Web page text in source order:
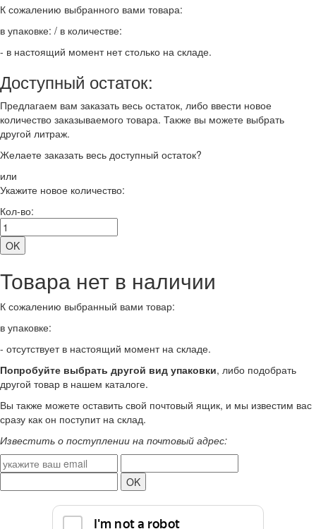
К сожалению выбранного вами товара:
в упаковке: / в количестве:
- в настоящий момент нет столько на складе.
Доступный остаток:
Предлагаем вам заказать весь остаток, либо ввести новое
количество заказываемого товара. Также вы можете выбрать
другой литраж.
Желаете заказать весь доступный остаток?
или
Укажите новое количество:
Кол-во:
Товара нет в наличии
К сожалению выбранный вами товар:
в упаковке:
- отсутствует в настоящий момент на складе.
Попробуйте выбрать другой вид упаковки, либо подобрать
другой товар в нашем каталоге.
Вы также можете оставить свой почтовый ящик, и мы известим вас
сразу как он поступит на склад.
Известить о поступлении на почтовый адрес: